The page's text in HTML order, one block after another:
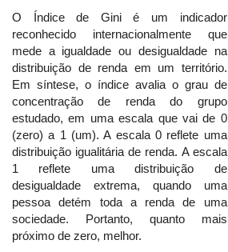
O Índice de Gini é um indicador
reconhecido internacionalmente que
mede a igualdade ou desigualdade na
distribuição de renda em um território.
Em síntese, o índice avalia o grau de
concentração de renda do grupo
estudado, em uma escala que vai de 0
(zero) a 1 (um). A escala 0 reflete uma
distribuição igualitária de renda. A escala
1 reflete uma distribuição de
desigualdade extrema, quando uma
pessoa detém toda a renda de uma
sociedade. Portanto, quanto mais
próximo de zero, melhor.